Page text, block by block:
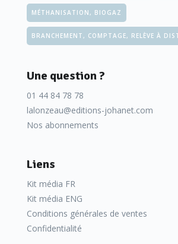
MÉTHANISATION, BIOGAZ
BRANCHEMENT, COMPTAGE, RELÈVE À
Une question ?
01 44 84 78 78
lalonzeau@editions-johanet.com
Nos abonnements
Liens
Kit média FR
Kit média ENG
Conditions générales de ventes
Confidentialité